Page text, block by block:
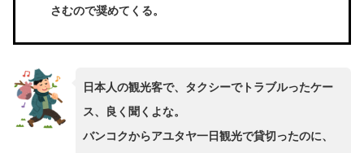
さむので奨めてくる。
日本人の観光客で、タクシーでトラブルったケー
ス、良く聞くよな。
バンコクからアユタヤ一日観光で貸切ったのに、